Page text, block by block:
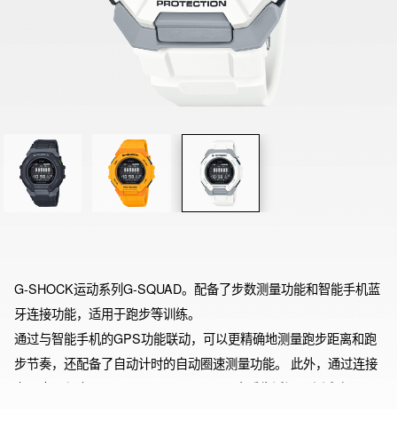
G-SHOCK运动系列G-SQUAD。配备了步数测量功能和智能手机蓝
牙连接功能，适用于跑步等训练。
通过与智能手机的GPS功能联动，可以更精确地测量跑步距离和跑
步节奏，还配备了自动计时的自动圈速测量功能。 此外，通过连接
专用应用程序“G-SHOCK MOVE”，可以查看生活记录和活动历